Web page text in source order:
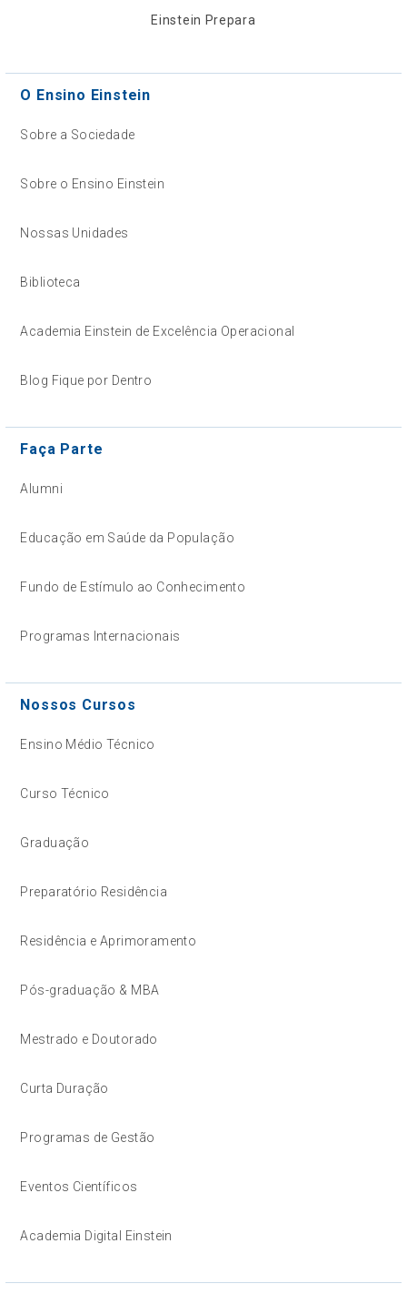
Einstein Prepara
O Ensino Einstein
Sobre a Sociedade
Sobre o Ensino Einstein
Nossas Unidades
Biblioteca
Academia Einstein de Excelência Operacional
Blog Fique por Dentro
Faça Parte
Alumni
Educação em Saúde da População
Fundo de Estímulo ao Conhecimento
Programas Internacionais
Nossos Cursos
Ensino Médio Técnico
Curso Técnico
Graduação
Preparatório Residência
Residência e Aprimoramento
Pós-graduação & MBA
Mestrado e Doutorado
Curta Duração
Programas de Gestão
Eventos Científicos
Academia Digital Einstein